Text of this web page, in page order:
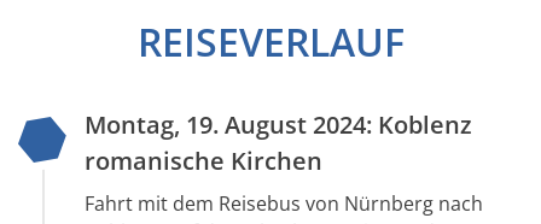
REISEVERLAUF
Montag, 19. August 2024: Koblenz
romanische Kirchen
Fahrt mit dem Reisebus von Nürnberg nach